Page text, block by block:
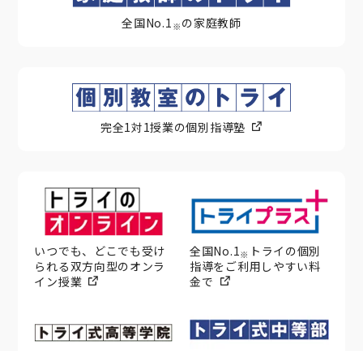
全国No.1 ※ の家庭教師
完全1対1授業の個別指導塾
いつでも、どこでも受け
られる双方向型のオンラ
イン授業
全国No.1※ トライの個別
指導をご利用しやすい料
金で